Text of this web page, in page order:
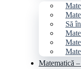
Să
Matematică